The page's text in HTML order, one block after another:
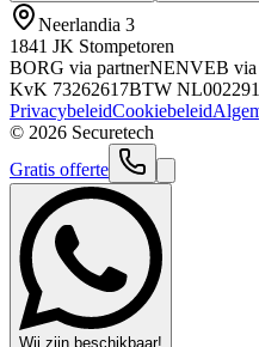
Neerlandia 3
1841 JK Stompetoren
BORG via partnerNENVEB via
KvK 73262617BTW
PrivacybeleidCookiebeleid
© 2026 Securetech
Gratis offerte
Wij zijn beschikbaar!